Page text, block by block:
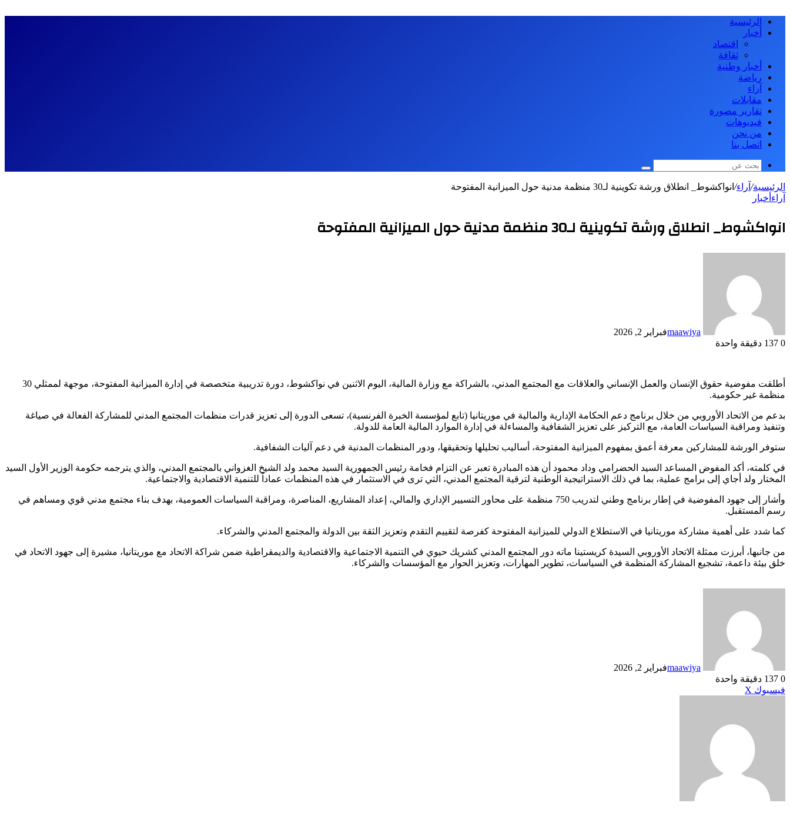
الرئيسية
أخبار
اقتصاد
ثقافة
أخبار وطنية
رياضة
آراء
مقابلات
تقارير مصورة
فيديوهات
من نحن
اتصل بنا
بحث
الرئيسية/ آراء/ انواكشوط_ انطلاق ورشة تكوينية لـ30 منظمة مدنية حول الميزانية المفتوحة
آراء أخبار
انواكشوط_ انطلاق ورشة تكوينية لـ30 منظمة مدنية حول الميزانية المفتوحة
maawiyaفبراير 2, 2026
0
دقيقة واحدة
أطلقت مفوضية حقوق الإنسان والعمل الإنساني والعلاقات مع المجتمع المدني، بالشراكة مع وزارة المالية، اليوم الاثنين في نواكشوط، دورة تدريبية متخصصة في إدارة الميزانية المفتوحة، موجهة لممثلي 30
منظمة غير حكومية.
بدعم من الاتحاد الأوروبي من خلال برنامج دعم الحكامة الإدارية والمالية في موريتانيا (تابع لمؤسسة الخبرة الفرنسية)، تسعى الدورة إلى تعزيز قدرات منظمات المجتمع المدني للمشاركة الفعالة في صياغة
وتنفيذ ومراقبة السياسات العامة، مع التركيز على تعزيز الشفافية والمساءلة في إدارة الموارد المالية العامة للدولة.
ستوفر الورشة للمشاركين معرفة أعمق بمفهوم الميزانية المفتوحة، أساليب تحليلها وتحقيقها، ودور المنظمات المدنية في دعم آليات الشفافية.
في كلمته، أكد المفوض المساعد السيد الحضرامي وداد محمود أن هذه المبادرة تعبر عن التزام فخامة رئيس الجمهورية السيد محمد ولد الشيخ الغزواني بالمجتمع المدني، والذي يترجمه حكومة الوزير الأول السيد
المختار ولد أجاي إلى برامج عملية، بما في ذلك الاستراتيجية الوطنية لترقية المجتمع المدني، التي ترى في الاستثمار في هذه المنظمات عماداً للتنمية الاقتصادية والاجتماعية.
وأشار إلى جهود المفوضية في إطار برنامج وطني لتدريب 750 منظمة على محاور التسيير الإداري والمالي، إعداد المشاريع، المناصرة، ومراقبة السياسات العمومية، بهدف بناء مجتمع مدني قوي ومساهم في
رسم المستقبل.
كما شدد على أهمية مشاركة موريتانيا في الاستطلاع الدولي للميزانية المفتوحة كفرصة لتقييم التقدم وتعزيز الثقة بين الدولة والمجتمع المدني والشركاء.
من جانبها، أبرزت ممثلة الاتحاد الأوروبي السيدة كريستينا ماته دور المجتمع المدني كشريك حيوي في التنمية الاجتماعية والاقتصادية والديمقراطية ضمن شراكة الاتحاد مع موريتانيا، مشيرة إلى جهود الاتحاد في
خلق بيئة داعمة، تشجيع المشاركة المنظمة في السياسات، تطوير المهارات، وتعزيز الحوار مع المؤسسات والشركاء.
maawiyaفبراير 2, 2026
0
دقيقة واحدة
فيسبوك X